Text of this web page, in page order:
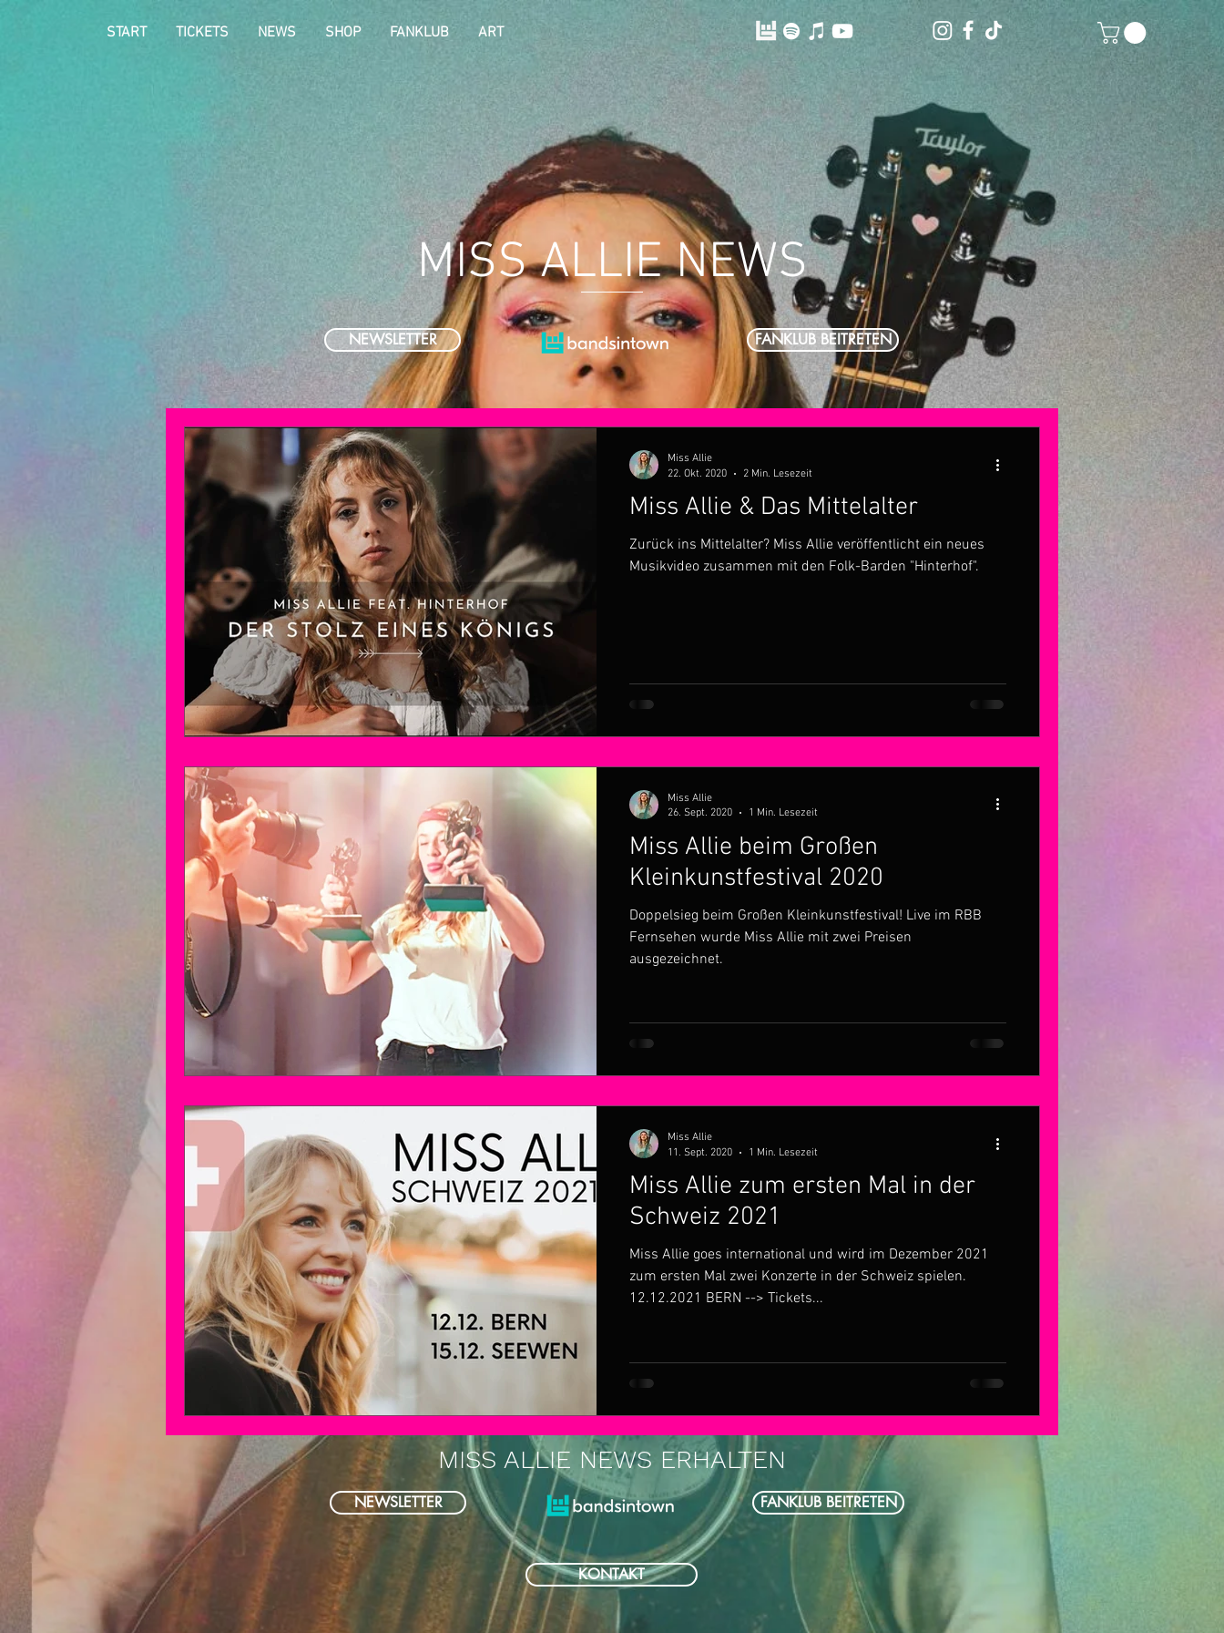
START TICKETS NEWS SHOP FANKLUB ART
MISS ALLIE NEWS
NEWSLETTER FANKLUB BEITRETEN
Miss Allie & Das Mittelalter
Zurück ins Mittelalter? Miss Allie veröffentlicht ein neues
Musikvideo zusammen mit den Folk-Barden "Hinterhof".
Miss Allie
22. Okt. 2020
2 Min. Lesezeit
Miss Allie beim Großen
Kleinkunstfestival 2020
Doppelsieg beim Großen Kleinkunstfestival! Live im RBB
Fernsehen wurde Miss Allie mit zwei Preisen
ausgezeichnet.
Miss Allie
26. Sept. 2020
1 Min. Lesezeit
Miss Allie zum ersten Mal in der
Schweiz 2021
Miss Allie goes international und wird im Dezember 2021
zum ersten Mal zwei Konzerte in der Schweiz spielen.
12.12.2021 BERN --> Tickets...
Miss Allie
11. Sept. 2020
1 Min. Lesezeit
MISS ALLIE NEWS ERHALTEN
NEWSLETTER FANKLUB BEITRETEN
KONTAKT